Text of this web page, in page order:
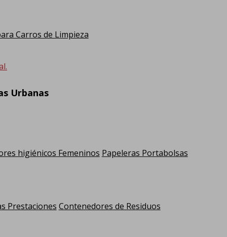
Carros de Limpieza
Urbanas
higiénicos Femeninos Papeleras Portabolsas
Prestaciones Contenedores de Residuos